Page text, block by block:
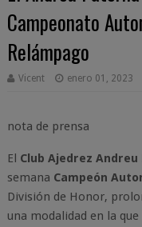
Campeonato
Relámpago
Vicent enero 01, 2023
nota de prensa
El Club Ajedrez
semana Campeón
División de Honor,
una modalidad en la